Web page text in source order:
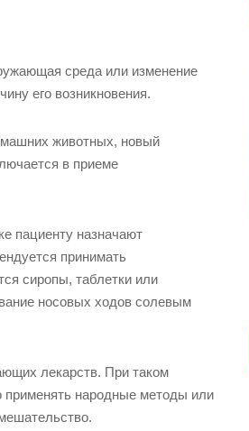
среда или изменение
его возникновения.
животных, новый
в приеме
пациенту назначают
принимать
сиропы, таблетки или
носовых ходов солевым
лекарств. При таком
применять народные методы или